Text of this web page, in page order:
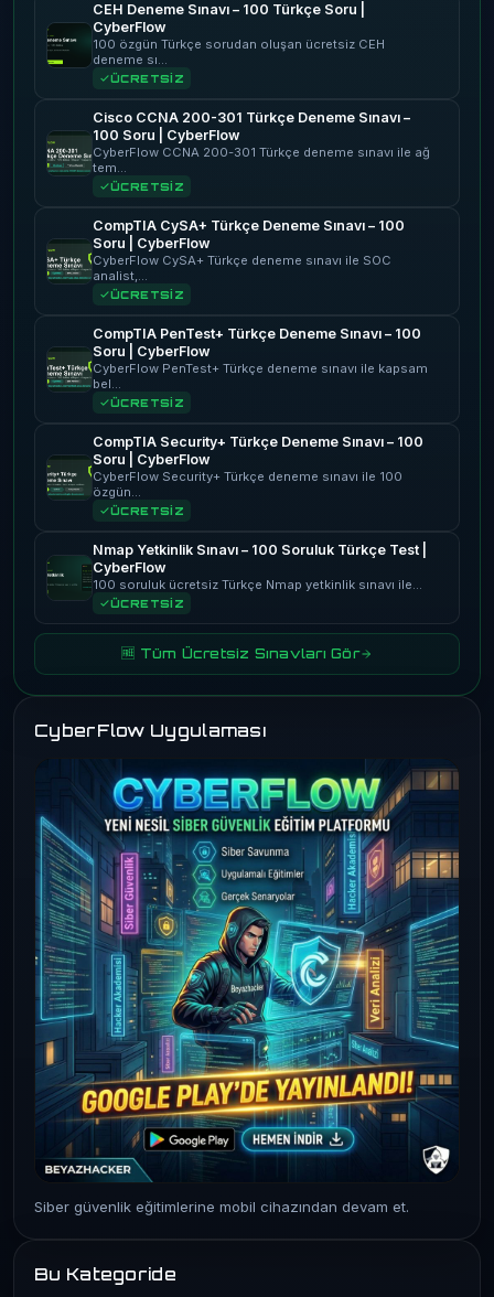
CEH Deneme Sınavı – 100 Türkçe Soru |
CyberFlow
100 özgün Türkçe sorudan oluşan ücretsiz CEH
deneme sı…
ÜCRETSİZ
Cisco CCNA 200-301 Türkçe Deneme Sınavı –
100 Soru | CyberFlow
CyberFlow CCNA 200-301 Türkçe deneme sınavı ile ağ
tem…
ÜCRETSİZ
CompTIA CySA+ Türkçe Deneme Sınavı – 100
Soru | CyberFlow
CyberFlow CySA+ Türkçe deneme sınavı ile SOC
analist,…
ÜCRETSİZ
CompTIA PenTest+ Türkçe Deneme Sınavı – 100
Soru | CyberFlow
CyberFlow PenTest+ Türkçe deneme sınavı ile kapsam
bel…
ÜCRETSİZ
CompTIA Security+ Türkçe Deneme Sınavı – 100
Soru | CyberFlow
CyberFlow Security+ Türkçe deneme sınavı ile 100
özgün…
ÜCRETSİZ
Nmap Yetkinlik Sınavı – 100 Soruluk Türkçe Test |
CyberFlow
100 soruluk ücretsiz Türkçe Nmap yetkinlik sınavı ile…
ÜCRETSİZ
🆓 Tüm Ücretsiz Sınavları Gör
CyberFlow Uygulaması
Siber güvenlik eğitimlerine mobil cihazından devam et.
Bu Kategoride